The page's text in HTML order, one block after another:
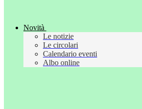
Novità
Le notizie
Le circolari
Calendario eventi
Albo online